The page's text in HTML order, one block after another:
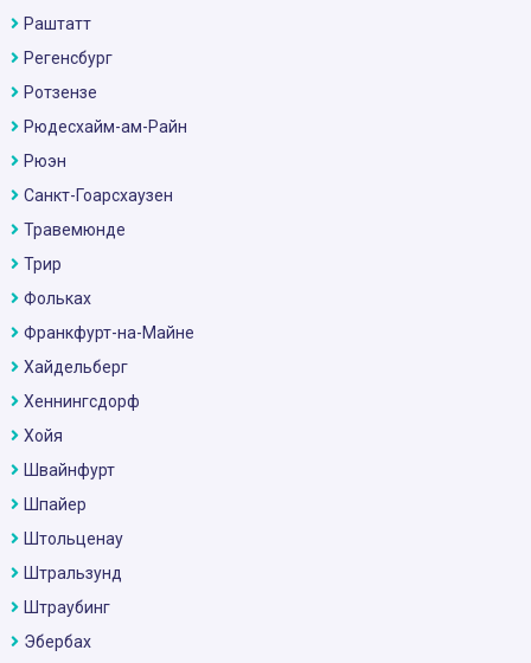
Раштатт
Регенсбург
Ротзензе
Рюдесхайм-ам-Райн
Рюэн
Санкт-Гоарсхаузен
Травемюнде
Трир
Фольках
Франкфурт-на-Майне
Хайдельберг
Хеннингсдорф
Хойя
Швайнфурт
Шпайер
Штольценау
Штральзунд
Штраубинг
Эбербах